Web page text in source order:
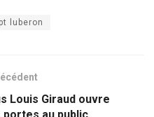
luberon
Louis Giraud ouvre